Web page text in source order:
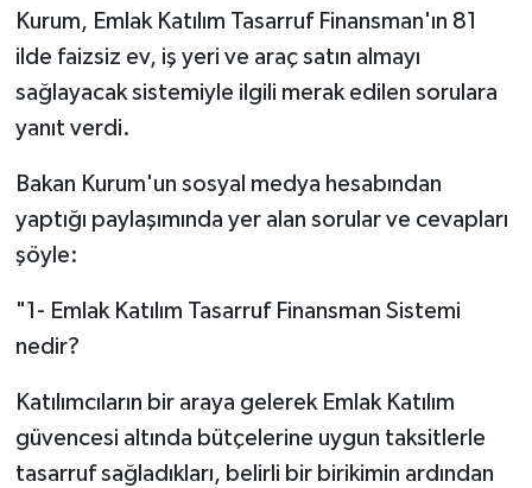
Kurum, Emlak Katılım Tasarruf Finansman'ın 81
ilde faizsiz ev, iş yeri ve araç satın almayı
sağlayacak sistemiyle ilgili merak edilen sorulara
yanıt verdi.
Bakan Kurum'un sosyal medya hesabından
yaptığı paylaşımında yer alan sorular ve cevapları
şöyle:
"1- Emlak Katılım Tasarruf Finansman Sistemi
nedir?
Katılımcıların bir araya gelerek Emlak Katılım
güvencesi altında bütçelerine uygun taksitlerle
tasarruf sağladıkları, belirli bir birikimin ardından